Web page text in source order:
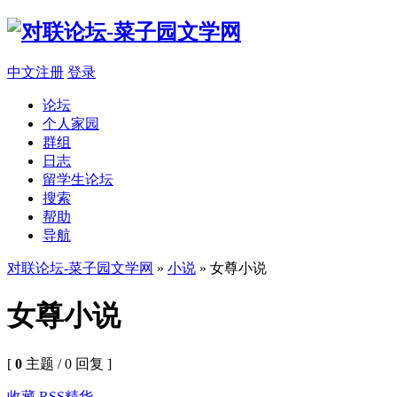
中文注册 登录
论坛
个人家园
群组
日志
留学生论坛
搜索
帮助
导航
对联论坛-菜子园文学网 » 小说 » 女尊小说
女尊小说
[ 0 主题 / 0 回复 ]